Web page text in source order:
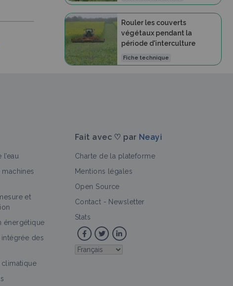
Rouler les couverts
végétaux pendant la
période d'interculture
Fiche technique
machines
et
énergétique
des
climatique
Fait avec ♡ par Neayi
Charte de la plateforme
Mentions légales
Open Source
Contact - Newsletter
Stats